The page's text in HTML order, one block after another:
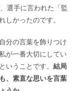
選手に言われた「監
しかったのです。
分の言葉を飾りつけ
が一番大切にしてい
いうことです。結局
、素直な思いを言葉